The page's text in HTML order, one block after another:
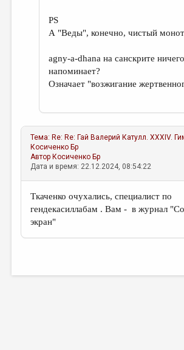
PS
А "Веды", конечно, чистый
аgny-a-dhana на санскрите
напоминает?
Означает "возжигание
Тема: Re: Re: Гай Валерий Катулл. XXXIV.
Косиченко Бр
Автор Косиченко Бр
Дата и время: 22.12.2024, 08:54:22
Ткаченко очухались, специалист по
гендекасиллабам . Вам - в журнал
экран"